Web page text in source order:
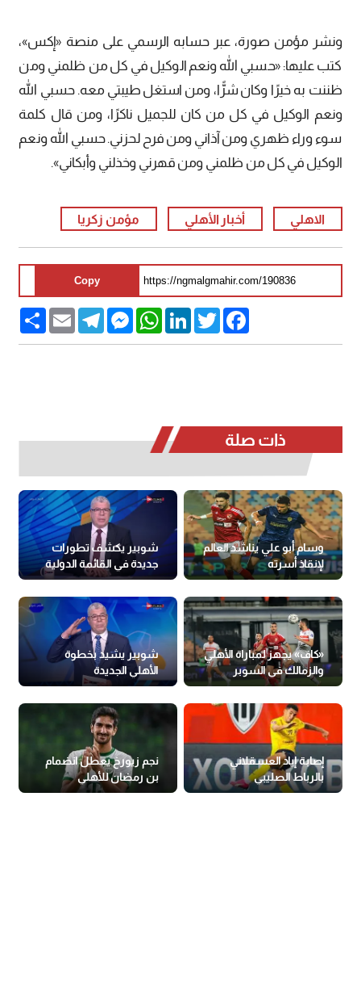
ونشر مؤمن صورة، عبر حسابه الرسمي على منصة «إكس»،
كتب عليها: «حسبي الله ونعم الوكيل في كل من ظلمني ومن
ظننت به خيرًا وكان شرًّا، ومن استغل طيبتي معه. حسبي الله
ونعم الوكيل في كل من كان للجميل ناكرًا، ومن قال كلمة
سوء وراء ظهري ومن آذاني ومن فرح لحزني. حسبي الله ونعم
الوكيل في كل من ظلمني ومن قهرني وخذلني وأبكاني».
الاهلي أخبار الأهلي مؤمن زكريا
Copy
Share Email
TelegramMessengerWhatsAppLinkedInTwitter
Facebook
ذات صلة
وسام أبو علي يناشد العالم
لإنقاذ أسرته
شوبير يكشف تطورات
جديدة في القائمة الدولية
للحكام
«كاف» يجهز لمباراة الأهلي
والزمالك في السوبر
الأفريقي
شوبير يشيد بخطوة
الأهلي الجديدة
إصابة إياد العسقلاني
بالرباط الصليبي
نجم زيورخ يعطل انضمام
بن رمضان للأهلي